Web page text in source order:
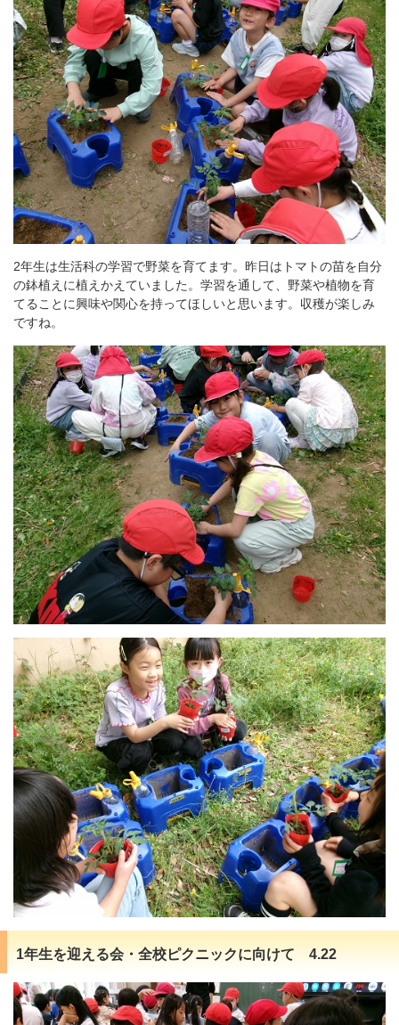
2年生は生活科の学習で野菜を育てます。昨日はトマトの苗を自分
の鉢植えに植えかえていました。学習を通して、野菜や植物を育
てることに興味や関心を持ってほしいと思います。収穫が楽しみ
ですね。
1年生を迎える会・全校ピクニックに向けて 4.22